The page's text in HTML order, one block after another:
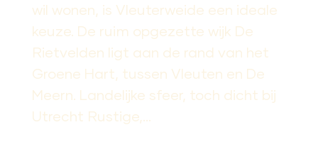
wil wonen, is Vleuterweide een ideale
keuze. De ruim opgezette wijk De
Rietvelden ligt aan de rand van het
Groene Hart, tussen Vleuten en De
Meern. Landelijke sfeer, toch dicht bij
Utrecht Rustige,...